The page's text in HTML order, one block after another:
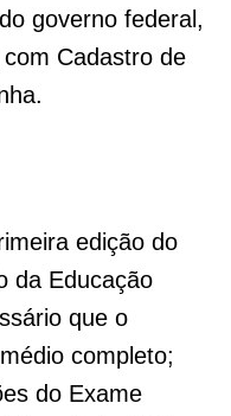
governo federal,
Cadastro de
edição do
da Educação
que o
completo;
do Exame